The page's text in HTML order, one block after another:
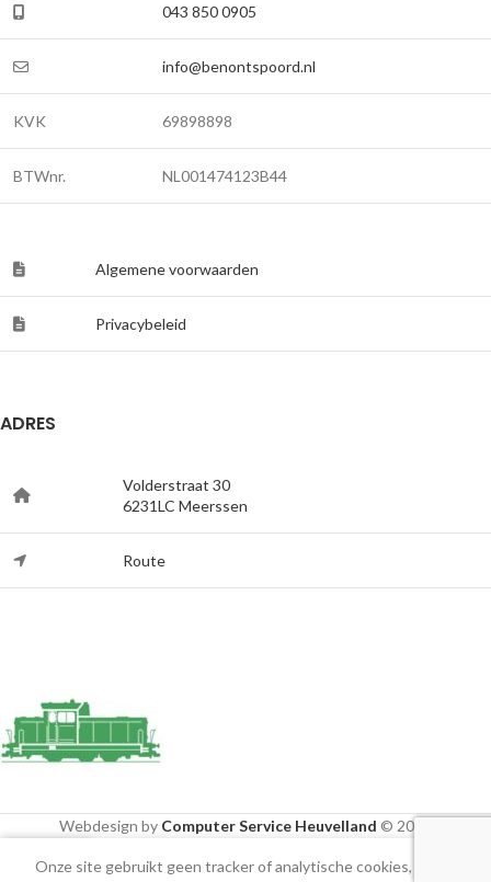
043 850 0905
info@benontspoord.nl
KVK 69898898
BTWnr. NL001474123B44
Algemene voorwaarden
Privacybeleid
ADRES
Volderstraat 30
6231LC Meerssen
Route
Webdesign by Computer Service Heuvelland © 2020
Onze site gebruikt geen tracker of analytische cookies, alleen